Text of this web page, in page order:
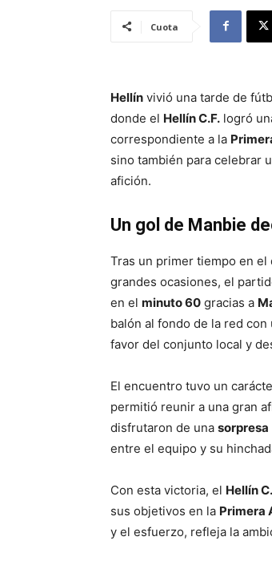
Cuota
Hellín vivió una tarde de
donde el Hellín C.F. logró
correspondiente a la
sino también para celebrar
afición.
Un gol de Manbie
Tras un primer tiempo en
grandes ocasiones, el
en el minuto 60 gracias a
balón al fondo de la red
favor del conjunto local y
El encuentro tuvo un
permitió reunir a una gran
disfrutaron de una sorpresa
entre el equipo y su
Con esta victoria, el Hellín
sus objetivos en la Primera
y el esfuerzo, refleja la